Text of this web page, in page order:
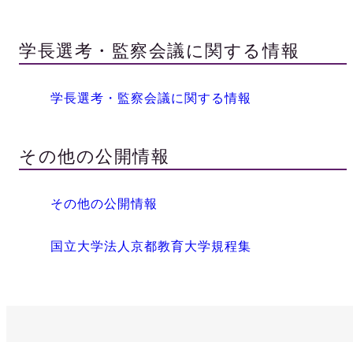
学長選考・監察会議に関する情報
学長選考・監察会議に関する情報
その他の公開情報
その他の公開情報
国立大学法人京都教育大学規程集